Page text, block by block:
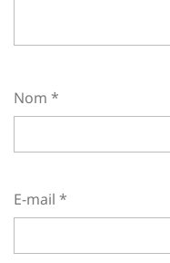
Nom *
E-mail *